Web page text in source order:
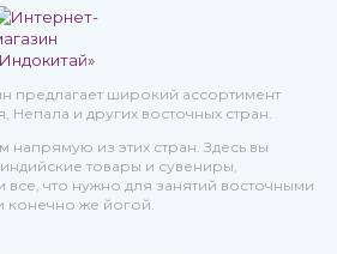
предлагает широкий ассортимент
Непала и других восточных стран.
напрямую из этих стран. Здесь вы
товары и сувениры,
что нужно для занятий восточными
конечно же йогой.